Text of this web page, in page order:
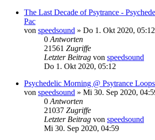
The Last Decade of Psytrance -
Pac
von speedsound » Do 1. Okt 2020, 05:12
0 Antworten
21561 Zugriffe
Letzter Beitrag von speedsound
Do 1. Okt 2020, 05:12
Psychedelic Morning @ Psytrance
von speedsound » Mi 30. Sep 2020,
0 Antworten
21037 Zugriffe
Letzter Beitrag von speedsound
Mi 30. Sep 2020, 04:59